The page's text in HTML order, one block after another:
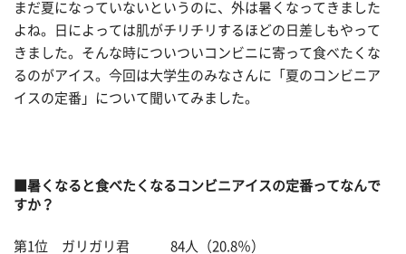
まだ夏になっていないというのに、外は暑くなってきました
よね。日によっては肌がチリチリするほどの日差しもやって
きました。そんな時についついコンビニに寄って食べたくな
るのがアイス。今回は大学生のみなさんに「夏のコンビニア
イスの定番」について聞いてみました。
■暑くなると食べたくなるコンビニアイスの定番ってなんで
すか？
第1位 ガリガリ君 84人（20.8％）